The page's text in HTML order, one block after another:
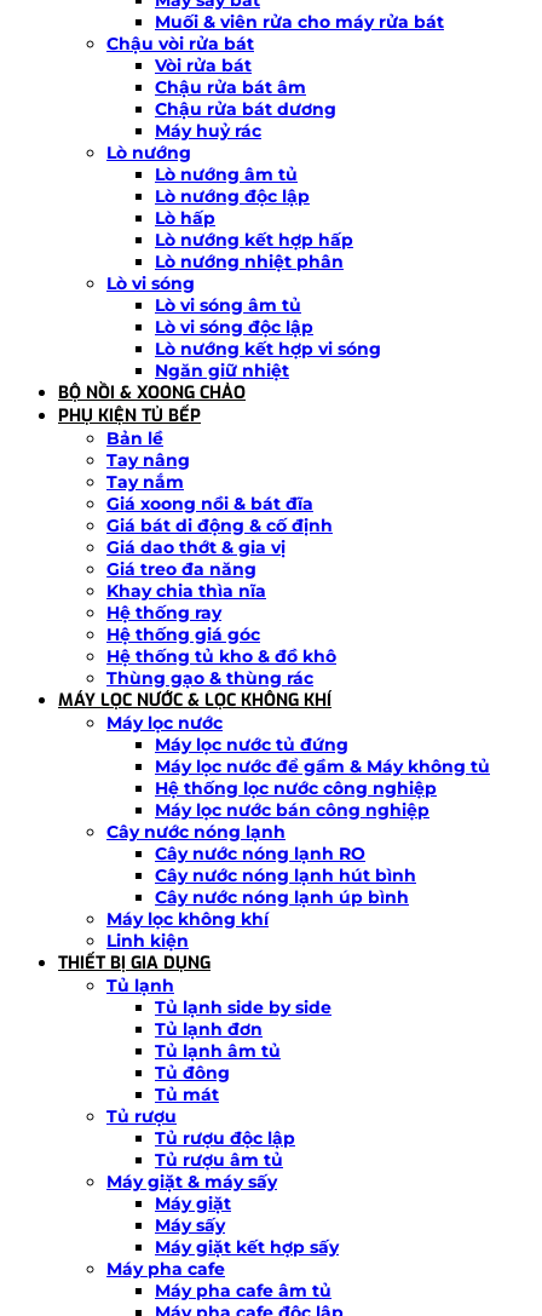
Muối & viên rửa cho máy rửa bát
Chậu vòi rửa bát
Vòi rửa bát
Chậu rửa bát âm
Chậu rửa bát dương
Máy huỷ rác
Lò nướng
Lò nướng âm tủ
Lò nướng độc lập
Lò hấp
Lò nướng kết hợp hấp
Lò nướng nhiệt phân
Lò vi sóng
Lò vi sóng âm tủ
Lò vi sóng độc lập
Lò nướng kết hợp vi sóng
Ngăn giữ nhiệt
BỘ NỒI & XOONG CHẢO
PHỤ KIỆN TỦ BẾP
Bản lề
Tay nâng
Tay nắm
Giá xoong nồi & bát đĩa
Giá bát di động & cố định
Giá dao thớt & gia vị
Giá treo đa năng
Khay chia thìa nĩa
Hệ thống ray
Hệ thống giá góc
Hệ thống tủ kho & đồ khô
Thùng gạo & thùng rác
MÁY LỌC NƯỚC & LỌC KHÔNG KHÍ
Máy lọc nước
Máy lọc nước tủ đứng
Máy lọc nước để gầm & Máy không tủ
Hệ thống lọc nước công nghiệp
Máy lọc nước bán công nghiệp
Cây nước nóng lạnh
Cây nước nóng lạnh RO
Cây nước nóng lạnh hút bình
Cây nước nóng lạnh úp bình
Máy lọc không khí
Linh kiện
THIẾT BỊ GIA DỤNG
Tủ lạnh
Tủ lạnh side by side
Tủ lạnh đơn
Tủ lạnh âm tủ
Tủ đông
Tủ mát
Tủ rượu
Tủ rượu độc lập
Tủ rượu âm tủ
Máy giặt & máy sấy
Máy giặt
Máy sấy
Máy giặt kết hợp sấy
Máy pha cafe
Máy pha cafe âm tủ